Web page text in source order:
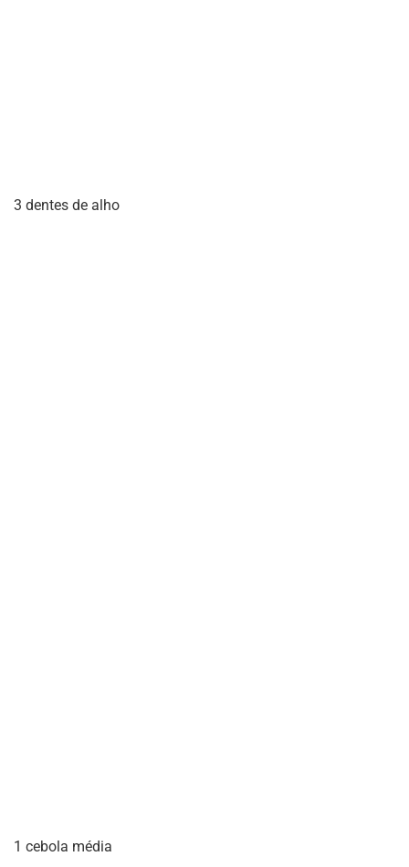
3 dentes de alho
1 cebola média